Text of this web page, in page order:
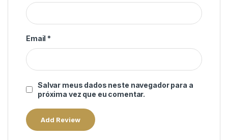
Email *
Salvar meus dados neste navegador para a
próxima vez que eu comentar.